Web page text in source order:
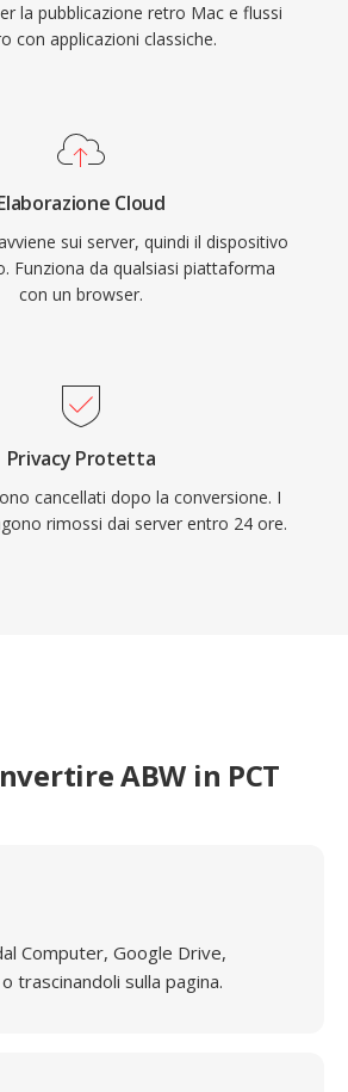
la pubblicazione retro Mac e flussi
con applicazioni classiche.
Cloud
sui server, quindi il dispositivo
Funziona da qualsiasi piattaforma
con un browser.
Privacy Protetta
cancellati dopo la conversione. I
rimossi dai server entro 24 ore.
ABW in PCT
Computer, Google Drive,
trascinandoli sulla pagina.